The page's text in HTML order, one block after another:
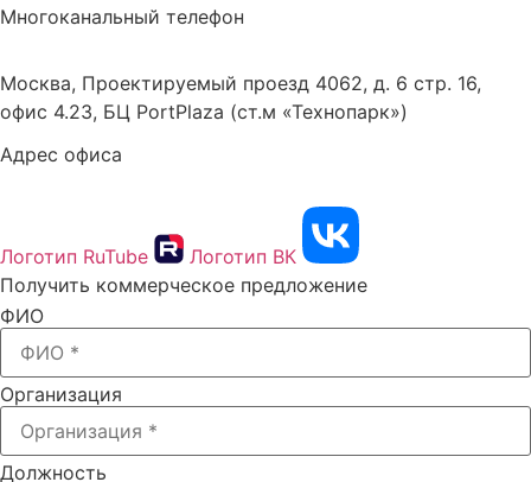
Многоканальный телефон
Москва, Проектируемый проезд 4062, д. 6 стр. 16,
офис 4.23, БЦ PortPlaza (ст.м «Технопарк»)
Адрес офиса
Логотип RuTube
Логотип ВК
Получить коммерческое предложение
ФИО
Организация
Должность